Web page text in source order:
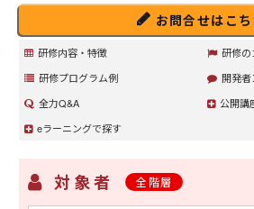
お問合せはこち
研修内容・特徴
研修
研修プログラム例
開発者
全力Q&A
公開講
eラーニングで探す
対象者 全階層